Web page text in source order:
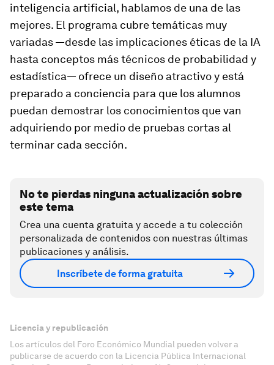
inteligencia artificial, hablamos de una de las
mejores. El programa cubre temáticas muy
variadas —desde las implicaciones éticas de la IA
hasta conceptos más técnicos de probabilidad y
estadística— ofrece un diseño atractivo y está
preparado a conciencia para que los alumnos
puedan demostrar los conocimientos que van
adquiriendo por medio de pruebas cortas al
terminar cada sección.
No te pierdas ninguna actualización sobre
este tema
Crea una cuenta gratuita y accede a tu colección
personalizada de contenidos con nuestras últimas
publicaciones y análisis.
Inscríbete de forma gratuita
Licencia y republicación
Los artículos del Foro Económico Mundial pueden volver a
publicarse de acuerdo con la Licencia Pública Internacional